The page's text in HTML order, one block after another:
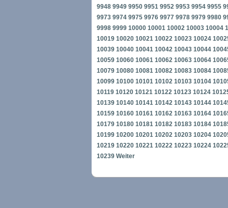
9948 9949 9950 9951 9952 9953 9954 9955
9973 9974 9975 9976 9977 9978 9979 9980
9998 9999 10000 10001 10002 10003 10004
10019 10020 10021 10022 10023 10024
10039 10040 10041 10042 10043 10044
10059 10060 10061 10062 10063 10064
10079 10080 10081 10082 10083 10084
10099 10100 10101 10102 10103 10104
10119 10120 10121 10122 10123 10124
10139 10140 10141 10142 10143 10144
10159 10160 10161 10162 10163 10164
10179 10180 10181 10182 10183 10184
10199 10200 10201 10202 10203 10204
10219 10220 10221 10222 10223 10224
10239 Weiter